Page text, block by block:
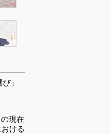
」
現在
ける